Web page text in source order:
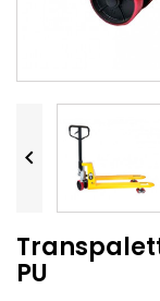

PU